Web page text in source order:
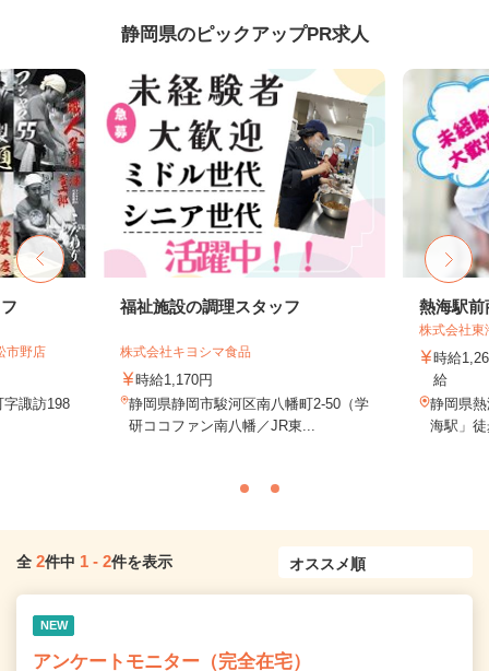
静岡県のピックアップPR求人
市野店
諏訪198
福祉施設の調理スタッフ
株式会社キヨシマ食品
時給1,170円
静岡県静岡市駿河区南八幡町2-50（学
研ココファン南八幡／JR東...
熱海駅前
株式会社
時給
給
静岡県
海駅」
全 2件中 1 - 2件を表示
NEW
アンケートモニター（完全在宅）